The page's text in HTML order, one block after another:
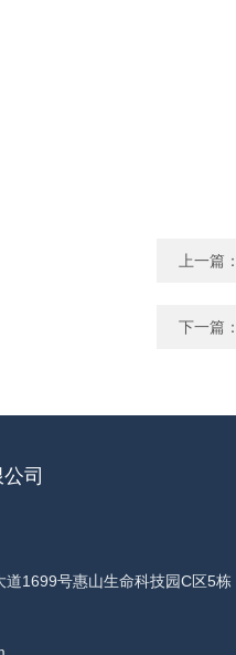
上一篇
下一篇
司
1699号惠山生命科技园C区5栋